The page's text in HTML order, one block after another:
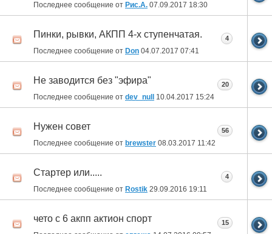
Последнее сообщение от Рис.А. 07.09.2017 18:30
Пинки, рывки, АКПП 4-х ступенчатая.
Последнее сообщение от Don 04.07.2017 07:41
4
Не заводится без "эфира"
Последнее сообщение от dev_null 10.04.2017 15:24
20
Нужен совет
Последнее сообщение от brewster 08.03.2017 11:42
56
Стартер или.....
Последнее сообщение от Rostik 29.09.2016 19:11
4
чето с 6 акпп актион спорт 15